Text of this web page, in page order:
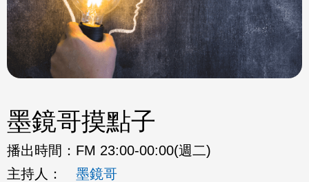
墨鏡哥摸點子
播出時間： FM 23:00-00:00(週二)
主持人：
墨鏡哥